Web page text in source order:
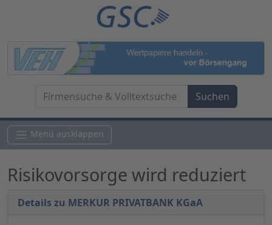
Menü ausklappen
Risikovorsorge wird reduziert
Details zu MERKUR PRIVATBANK KGaA